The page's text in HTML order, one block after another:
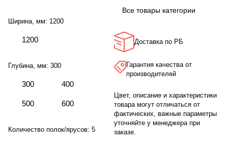
Ширина, мм: 1200
1200
Глубина, мм: 300
300 400
500 600
Количество полок/ярусов: 5
Все товары категории
Доставка по РБ
Гарантия качества от
производителей
Цвет, описание и характеристики
товара могут отличаться от
фактических, важные параметры
уточняйте у менеджера при
заказе.